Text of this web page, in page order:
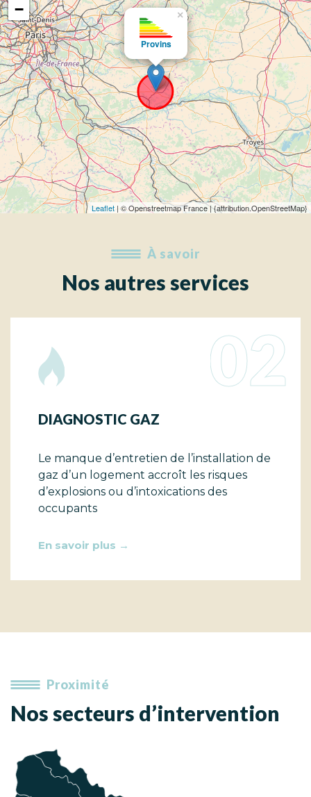
Provins
×
−
Leaflet| © Openstreetmap France | {attribution.OpenStreetMap}
À savoir
Nos autres services
02
DIAGNOSTIC GAZ
Le manque d’entretien de l’installation de
gaz d’un logement accroît les risques
d’explosions ou d’intoxications des
occupants
En savoir plus →
Proximité
Nos secteurs d’intervention